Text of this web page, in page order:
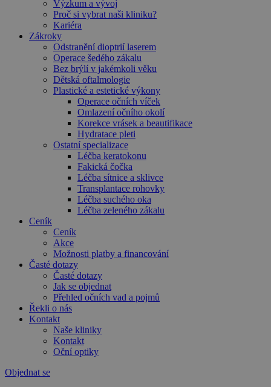
Výzkum a vývoj
Proč si vybrat naši kliniku?
Kariéra
Zákroky
Odstranění dioptrií laserem
Operace šedého zákalu
Bez brýlí v jakémkoli věku
Dětská oftalmologie
Plastické a estetické výkony
Operace očních víček
Omlazení očního okolí
Korekce vrásek a beautifikace
Hydratace pleti
Ostatní specializace
Léčba keratokonu
Fakická čočka
Léčba sítnice a sklivce
Transplantace rohovky
Léčba suchého oka
Léčba zeleného zákalu
Ceník
Ceník
Akce
Možnosti platby a financování
Časté dotazy
Časté dotazy
Jak se objednat
Přehled očních vad a pojmů
Řekli o nás
Kontakt
Naše kliniky
Kontakt
Oční optiky
Objednat se